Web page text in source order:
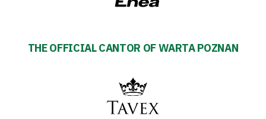
THE OFFICIAL CANTOR OF WARTA POZNAN